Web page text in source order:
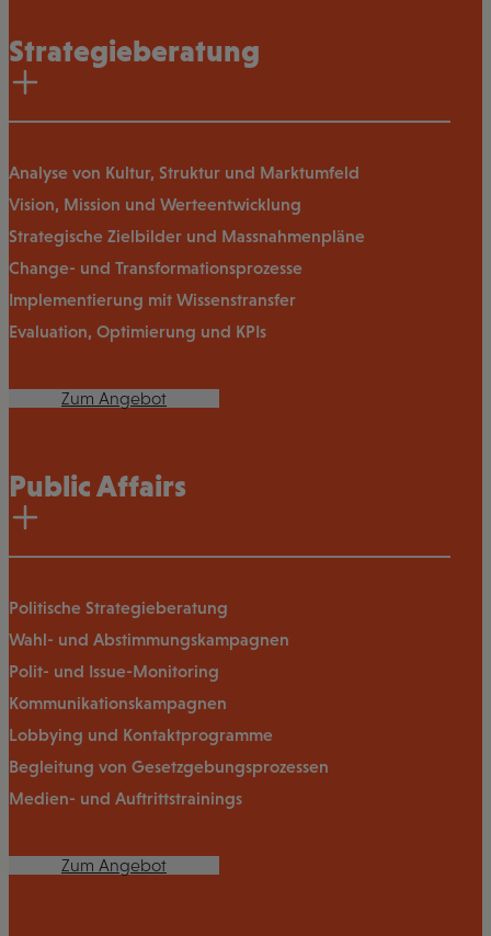
Strategieberatung
Analyse von Kultur, Struktur und Marktumfeld
Vision, Mission und Werteentwicklung
Strategische Zielbilder und Massnahmenpläne
Change- und Transformationsprozesse
Implementierung mit Wissenstransfer
Evaluation, Optimierung und KPIs
Zum Angebot
Public Affairs
Politische Strategieberatung
Wahl- und Abstimmungskampagnen
Polit- und Issue-Monitoring
Kommunikationskampagnen
Lobbying und Kontaktprogramme
Begleitung von Gesetzgebungsprozessen
Medien- und Auftrittstrainings
Zum Angebot